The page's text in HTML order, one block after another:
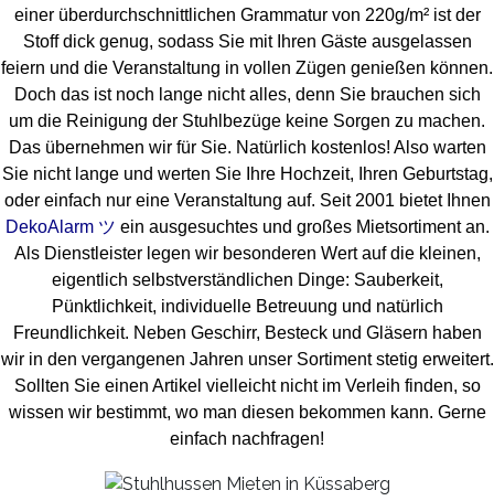
einer überdurchschnittlichen Grammatur von 220g/m² ist der
Stoff dick genug, sodass Sie mit Ihren Gäste ausgelassen
feiern und die Veranstaltung in vollen Zügen genießen können.
Doch das ist noch lange nicht alles, denn Sie brauchen sich
um die Reinigung der Stuhlbezüge keine Sorgen zu machen.
Das übernehmen wir für Sie. Natürlich kostenlos! Also warten
Sie nicht lange und werten Sie Ihre Hochzeit, Ihren Geburtstag,
oder einfach nur eine Veranstaltung auf. Seit 2001 bietet Ihnen
DekoAlarm ツ ein ausgesuchtes und großes Mietsortiment an.
Als Dienstleister legen wir besonderen Wert auf die kleinen,
eigentlich selbstverständlichen Dinge: Sauberkeit,
Pünktlichkeit, individuelle Betreuung und natürlich
Freundlichkeit. Neben Geschirr, Besteck und Gläsern haben
wir in den vergangenen Jahren unser Sortiment stetig erweitert.
Sollten Sie einen Artikel vielleicht nicht im Verleih finden, so
wissen wir bestimmt, wo man diesen bekommen kann. Gerne
einfach nachfragen!